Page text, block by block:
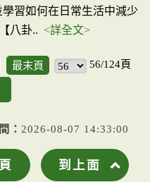
習如何在日常生活中減少
八卦.. <詳全文>
最末頁
56/124頁
GO
： 2026-08-07 14:33:00
到上面